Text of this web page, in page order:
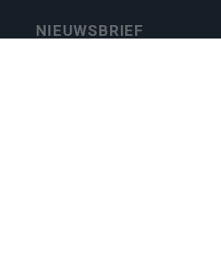
NIEUWSBRIEF